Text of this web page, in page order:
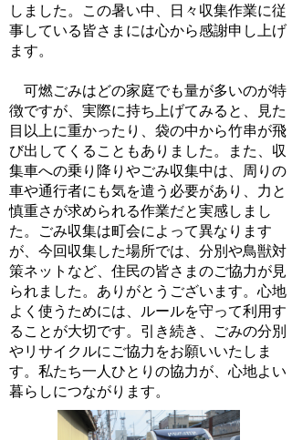
しました。この暑い中、日々収集作業に従
事している皆さまには心から感謝申し上げ
ます。
可燃ごみはどの家庭でも量が多いのが特
徴ですが、実際に持ち上げてみると、見た
目以上に重かったり、袋の中から竹串が飛
び出してくることもありました。また、収
集車への乗り降りやごみ収集中は、周りの
車や通行者にも気を遣う必要があり、力と
慎重さが求められる作業だと実感しまし
た。ごみ収集は町会によって異なります
が、今回収集した場所では、分別や鳥獣対
策ネットなど、住民の皆さまのご協力が見
られました。ありがとうございます。心地
よく使うためには、ルールを守って利用す
ることが大切です。引き続き、ごみの分別
やリサイクルにご協力をお願いいたしま
す。私たち一人ひとりの協力が、心地よい
暮らしにつながります。